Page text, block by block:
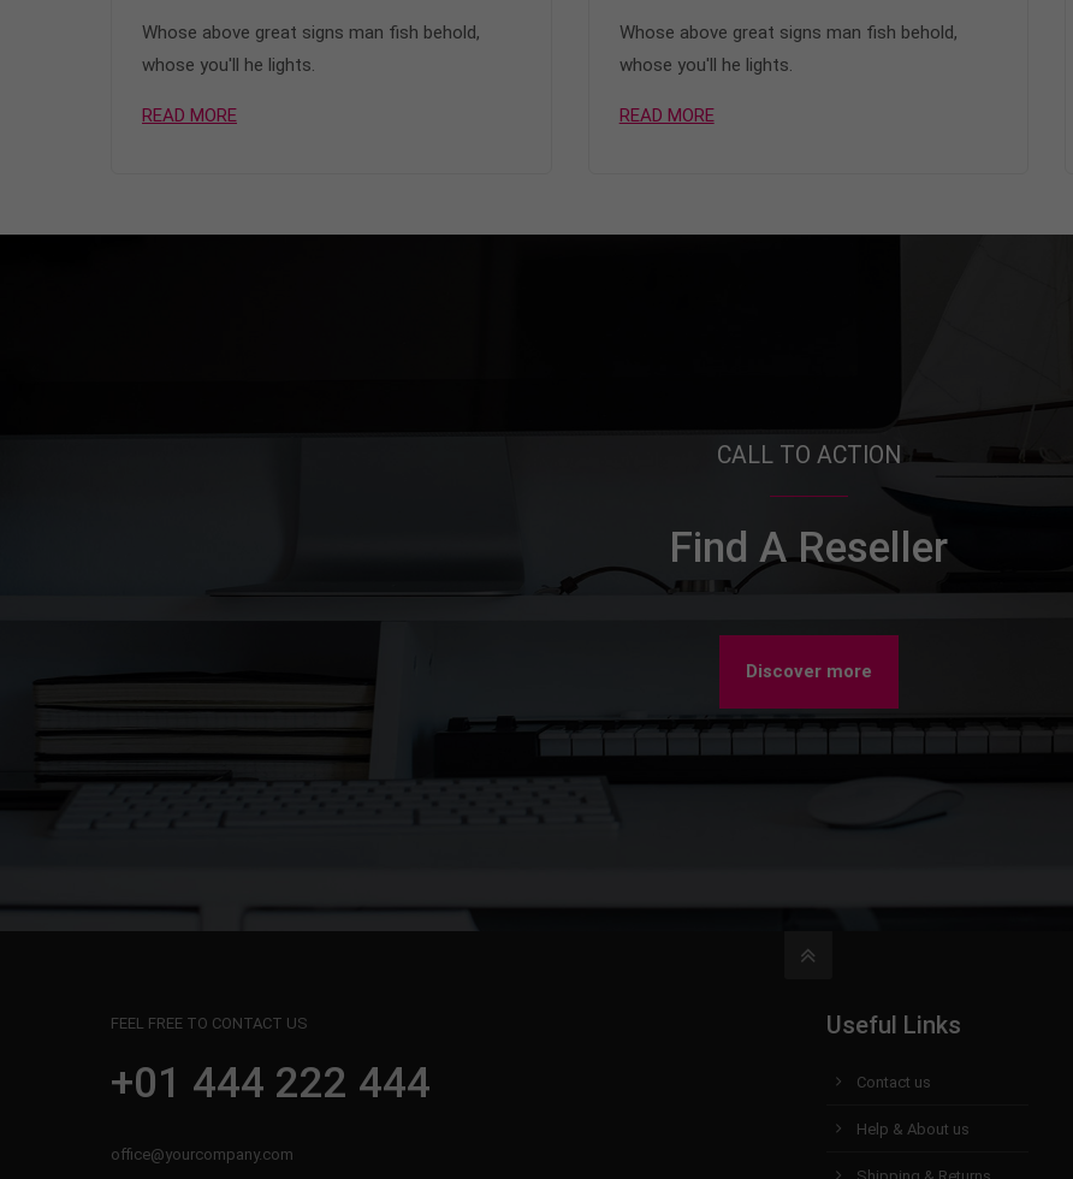
Whose above great signs man fish behold,
whose you'll he lights.
READ MORE
Whose above great signs man fish behold,
whose you'll he lights.
READ MORE
CALL TO ACTION
Find A Reseller
Discover more
FEEL FREE TO CONTACT US
+01 444 222 444
office@yourcompany.com
Useful Links
Contact us
Help & About us